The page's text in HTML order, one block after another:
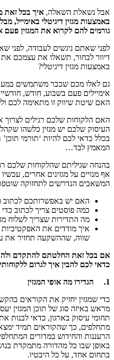
אבל נשאלת השאלה, איך בכל זאת
באמצעות מגזין דיגיטלי באימייל,
גורמים להם לקרוא את המגזין
לפני שאתם ניגשים לעבודה, לפני
דיוור לבחור, תשאלו את עצמכם
באמצעות מגזין דיגיטלי?
גם לאלו מכם שכבר משתמשים
אימיילים פעם בשבוע, חודש,
האם שיטת שיווק זו מתאימה לכם
האם הלקוחות שלכם רגילים
העיסוק שלכם יש מגזין כלשהו
בכלל כדאי לכם להיות ‘תורמי
המאמץ לבד…
בהנחה שגיליתם שהלקוחות שלכם
אף מנויים על מגזינים אחרים,
המשאבים הנדרשים לתחזוקה
האם יש באפשרותכם לכתוב
כמה פוסטים צריך לכתוב כדי
מה התדירות שצריך לשלוח
איך מודדים את
שווה, שההשקעה תחזיר את
אם בכל זאת החלטתם להתקדם
כדאי לכם להבין איך לגרום
1.
הגדירו מה אופי המגזין
כדי שמגזין יחזיק את הקוראים
מראש באיזה סוג של תוכן המגזין
תחומי עיסוק בארגון, כדאי לבנות
מתחלפים, כך שהקוראים תמיד
הרעננות והחידוש במדורים
באופן שבו כל מהדורה מתמקדת
בתחום אחד, על כל היבטיו.